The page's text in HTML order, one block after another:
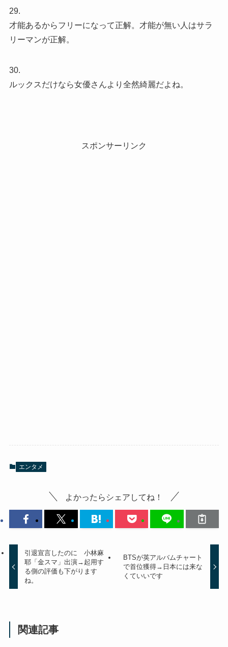
29.
才能あるからフリーになって正解。才能が無い人はサラ
リーマンが正解。
30.
ルックスだけなら女優さんより全然綺麗だよね。
スポンサーリンク
エンタメ
よかったらシェアしてね！
引退宣言したのに 小林麻
耶「金スマ」出演→起用す
る側の評価も下がります
ね。
BTSが英アルバムチャート
で首位獲得→日本には来な
くていいです
関連記事